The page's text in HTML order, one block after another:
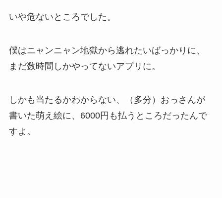
いや危ないところでした。
僕はニャンニャン地獄から逃れたいばっかりに、
まだ数時間しかやってないアプリに。
しかも当たるかわからない、（多分）おっさんが
書いた萌え絵に、6000円も払うところだったんで
すよ。